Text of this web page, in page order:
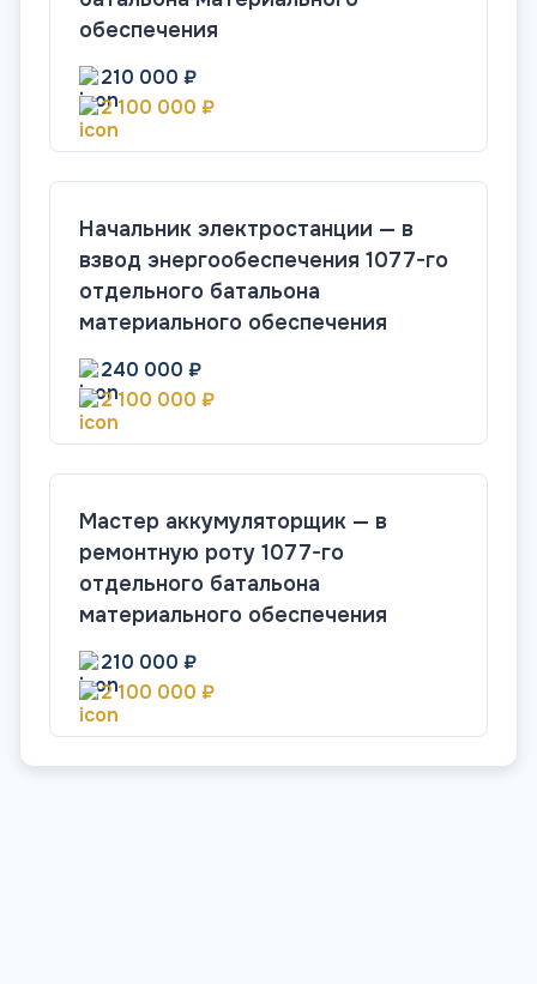
обеспечения
210 000 ₽
2 100 000 ₽
Начальник электростанции — в
взвод энергообеспечения 1077-го
отдельного батальона
материального обеспечения
240 000 ₽
2 100 000 ₽
Мастер аккумуляторщик — в
ремонтную роту 1077-го
отдельного батальона
материального обеспечения
210 000 ₽
2 100 000 ₽